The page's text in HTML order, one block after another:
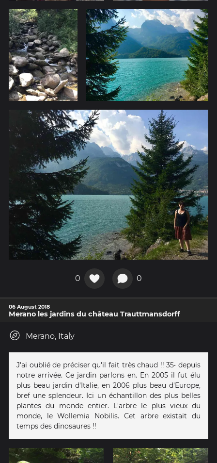
0 0
06 August 2018
Merano les jardins du château Trauttmansdorff
Merano, Italy
J'ai oublié de préciser qu'il fait très chaud !! 35• depuis
notre arrivée. Ce jardin parlons en. En 2005 il fut élu
plus beau jardin d'Italie, en 2006 plus beau d'Europe,
bref une splendeur. Ici un échantillon des plus belles
plantes du monde entier. L'arbre le plus vieux du
monde, le Wollemia Nobilis. Cet arbre existait du
temps des dinosaures !!